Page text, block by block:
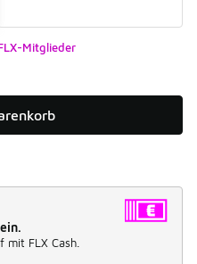
Mitglieder
mit FLX Cash.